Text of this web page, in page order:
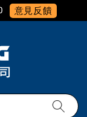
意見反饋